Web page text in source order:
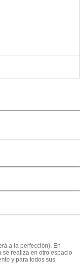
a la perfección). En
se realiza en otro espacio
y para todos sus